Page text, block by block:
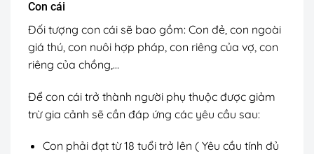
Con cái
Đối tượng con cái sẽ bao gồm: Con đẻ, con ngoài
giá thú, con nuôi hợp pháp, con riêng của vợ, con
riêng của chồng,…
Để con cái trở thành người phụ thuộc được giảm
trừ gia cảnh sẽ cần đáp ứng các yêu cầu sau:
Con phải đạt từ 18 tuổi trở lên ( Yêu cầu tính đủ